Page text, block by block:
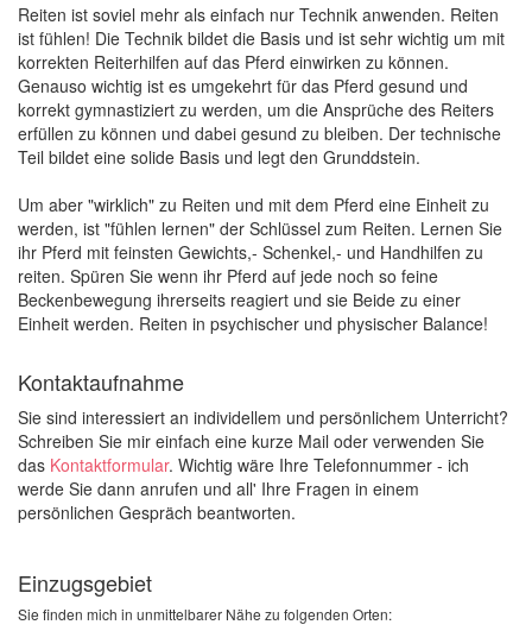
Reiten ist soviel mehr als einfach nur Technik anwenden. Reiten
ist fühlen! Die Technik bildet die Basis und ist sehr wichtig um mit
korrekten Reiterhilfen auf das Pferd einwirken zu können.
Genauso wichtig ist es umgekehrt für das Pferd gesund und
korrekt gymnastiziert zu werden, um die Ansprüche des Reiters
erfüllen zu können und dabei gesund zu bleiben. Der technische
Teil bildet eine solide Basis und legt den Grunddstein.
Um aber "wirklich" zu Reiten und mit dem Pferd eine Einheit zu
werden, ist "fühlen lernen" der Schlüssel zum Reiten. Lernen Sie
ihr Pferd mit feinsten Gewichts,- Schenkel,- und Handhilfen zu
reiten. Spüren Sie wenn ihr Pferd auf jede noch so feine
Beckenbewegung ihrerseits reagiert und sie Beide zu einer
Einheit werden. Reiten in psychischer und physischer Balance!
Kontaktaufnahme
Sie sind interessiert an individellem und persönlichem Unterricht?
Schreiben Sie mir einfach eine kurze Mail oder verwenden Sie
das Kontaktformular. Wichtig wäre Ihre Telefonnummer - ich
werde Sie dann anrufen und all' Ihre Fragen in einem
persönlichen Gespräch beantworten.
Einzugsgebiet
Sie finden mich in unmittelbarer Nähe zu folgenden Orten: